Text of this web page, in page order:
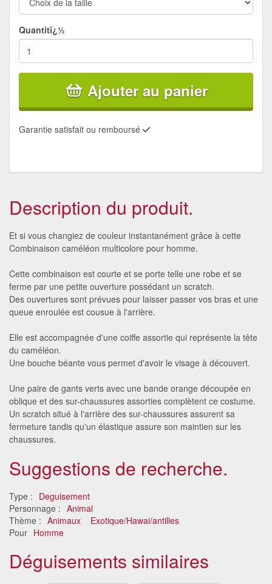
Quantitï¿½
Ajouter au panier
Garantie satisfait ou remboursé
Description du produit.
Et si vous changiez de couleur instantanément grâce à cette
Combinaison caméléon multicolore pour homme.
Cette combinaison est courte et se porte telle une robe et se
ferme par une petite ouverture possédant un scratch.
Des ouvertures sont prévues pour laisser passer vos bras et une
queue enroulée est cousue à l'arrière.
Elle est accompagnée d'une coiffe assortie qui représente la tête
du caméléon.
Une bouche béante vous permet d'avoir le visage à découvert.
Une paire de gants verts avec une bande orange découpée en
oblique et des sur-chaussures assorties complètent ce costume.
Un scratch situé à l'arrière des sur-chaussures assurent sa
fermeture tandis qu'un élastique assure son maintien sur les
chaussures.
Suggestions de recherche.
Type : Deguisement
Personnage : Animal
Thème : Animaux
Exotique/Hawai/antilles
Pour Homme
Déguisements similaires